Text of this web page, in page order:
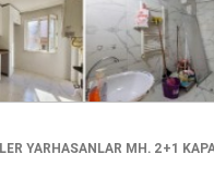
YARHASANLAR MH. 2+1